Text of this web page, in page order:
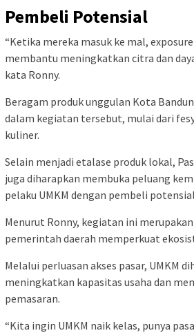
Pembeli Potensial
“Ketika mereka masuk ke mal,
membantu meningkatkan citra dan
kata Ronny.
Beragam produk unggulan Kota
dalam kegiatan tersebut, mulai dari
kuliner.
Selain menjadi etalase produk lokal,
juga diharapkan membuka peluang
pelaku UMKM dengan pembeli
Menurut Ronny, kegiatan ini
pemerintah daerah memperkuat
Melalui perluasan akses pasar, UMKM
meningkatkan kapasitas usaha dan
pemasaran.
“Kita ingin UMKM naik kelas, punya